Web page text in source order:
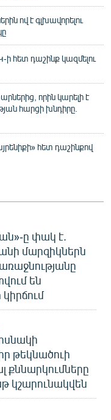
ով է գլխավորելու
ի հետ դաշինք կազմելու
որին կարելի է
հարցի խնդիրը.
հետ դաշինքով
ը փակ է.
մարզիկներն
են
թեկնածուի
քննարկումները
կշարունակվեն